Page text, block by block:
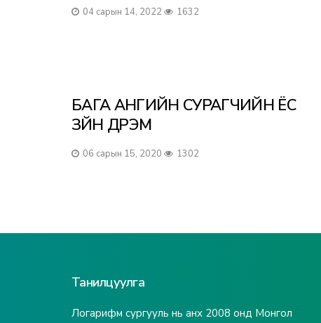
04 сарын 14, 2022 1632
БАГА АНГИЙН СУРАГЧИЙН ЁС
ЗҮЙН ДҮРЭМ
06 сарын 15, 2020 1302
Танилцуулга
Логарифм сургууль нь анх 2008 онд Монгол